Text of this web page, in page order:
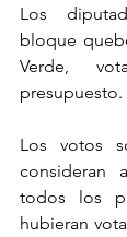
Los
bloque
Verde,
presupuesto.
Los votos
consideran
todos los
hubieran